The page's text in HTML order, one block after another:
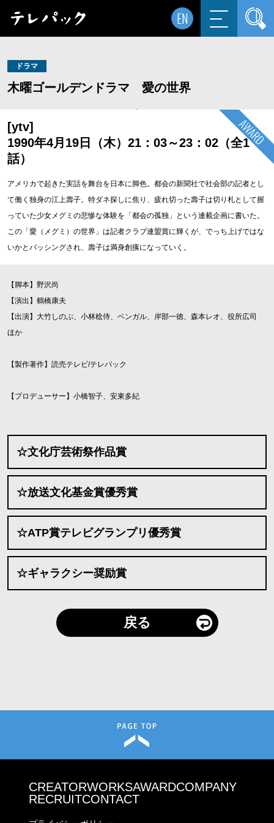
EN
ドラマ
木曜ゴールデンドラマ 愛の世界
[ytv]
1990年4月19日（木）21：03～23：02（全1
話）
アメリカで起きた実話を舞台を日本に脚色。都会の新聞社で社会部の記者とし
て働く独身の江上壽子。特ダネ探しに焦り、疲れ切った壽子は切り札として握
っていた少女メグミの悲惨な体験を「都会の孤独」という連載企画に書いた。
この「愛（メグミ）の世界」は記者クラブ連盟賞に輝くが、でっち上げではな
いかとバッシングされ、壽子は満身創痍になっていく。
【脚本】野沢尚
【演出】鶴橋康夫
【出演】大竹しのぶ、小林稔侍、ベンガル、岸部一徳、森本レオ、役所広司
ほか
【製作著作】読売テレビ/テレパック
【プロデューサー】小橋智子、安東多紀
☆文化庁芸術祭作品賞
☆放送文化基金賞優秀賞
☆ATP賞テレビグランプリ優秀賞
☆ギャラクシー奨励賞
戻る
CREATORWORKSAWARDCOMPANY
RECRUITCONTACT